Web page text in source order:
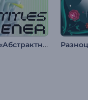
Заставка «Абстрактные титры»